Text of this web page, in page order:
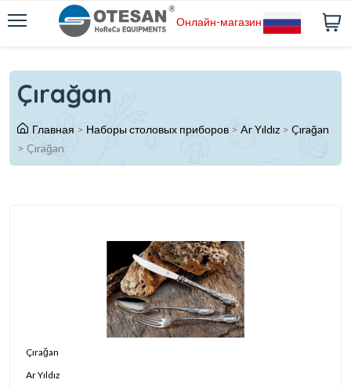
Онлайн-магазин
Çırağan
Главная > Наборы столовых приборов > Ar Yıldız > Çırağan
> Çırağan
Çırağan
Ar Yıldız